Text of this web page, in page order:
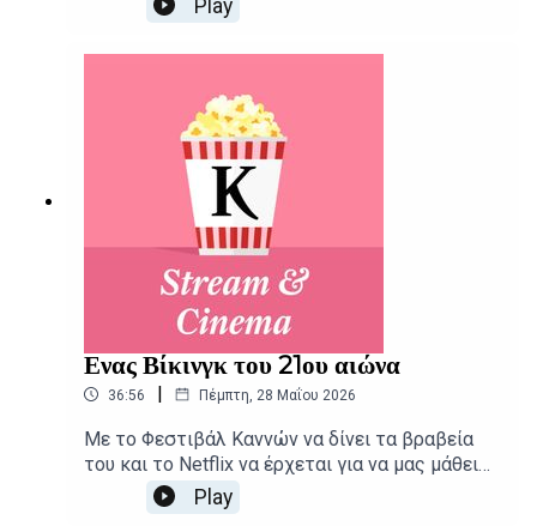
χολιγουντιανές τάσεις για να φτάσει ως τις
Παρουσίαση: Αιμίλιος Χαρμπής, Αλεξάνδρα
ΣκαράκηΕπιμέλεια παραγωγής: Urbi Productions
Play
Ενας Βίκινγκ του 21ου αιώνα
36:56 | Πέμπτη, 28 Μαΐου 2026
Με το Φεστιβάλ Καννών να δίνει τα βραβεία
του και το Netflix να έρχεται για να μας μάθει
κινηματογραφική... μπαλίτσα, το Stream and
Cinema παρουσιάζει τις νέες κυκλοφορίες σε
Play